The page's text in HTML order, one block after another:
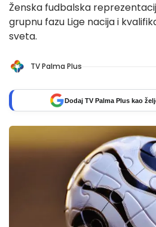
Ženska fudbalska
grupnu fazu Lige nacija i
sveta.
TV Palma Plus
Dodaj TV Palma Plus kao